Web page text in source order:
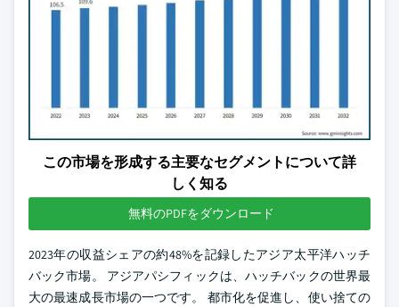
この市場を形成する主要なセグメントについて詳
しく知る
無料のPDFをダウンロード
2023年の収益シェアの約48%を記録したアジア太平洋ハッチ
バック市場。 アジアパシフィックは、ハッチバックの世界最
大の最速成長市場の一つです。 都市化を促進し、使い捨ての